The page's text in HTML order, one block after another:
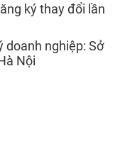
ký thay đổi lần
doanh nghiệp: Sở
Nội